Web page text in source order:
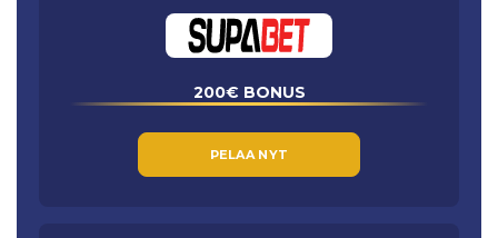
200€ BONUS
PELAA NYT